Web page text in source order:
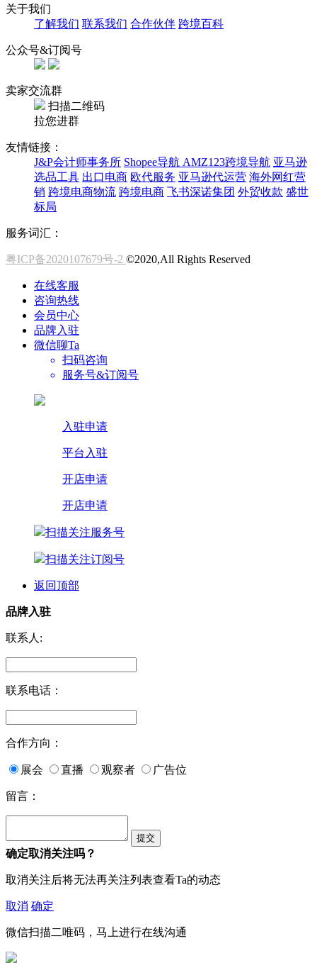
关于我们
了解我们 联系我们 合作伙伴 跨境百科
公众号&订阅号
卖家交流群
扫描二维码
拉您进群
友情链接：
J&P会计师事务所 Shopee导航 AMZ123跨境导航 亚马逊
选品工具 出口电商 欧代服务 亚马逊代运营 海外网红营
销 跨境电商物流 跨境电商 飞书深诺集团 外贸收款 盛世
标局
服务词汇：
粤ICP备2020107679号-2 ©2020,All Rights Reserved
在线客服
咨询热线
会员中心
品牌入驻
微信聊Ta
扫码咨询
服务号&订阅号
入驻申请
平台入驻
开店申请
开店申请
扫描关注服务号
扫描关注订阅号
返回顶部
品牌入驻
联系人:
联系电话：
合作方向：
展会 直播 观察者 广告位
留言：
确定取消关注吗？
取消关注后将无法再关注列表查看Ta的动态
取消 确定
微信扫描二唯码，马上进行在线沟通